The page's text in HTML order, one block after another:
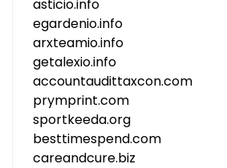
asticio.info
egardenio.info
arxteamio.info
getalexio.info
accountaudittaxcon.com
prymprint.com
sportkeeda.org
besttimespend.com
careandcure.biz